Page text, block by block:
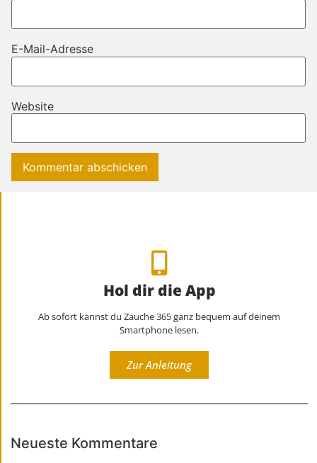
E-Mail-Adresse
Website
Hol dir die App
Ab sofort kannst du Zauche 365 ganz bequem auf deinem
Smartphone lesen.
Zur Anleitung
Neueste Kommentare